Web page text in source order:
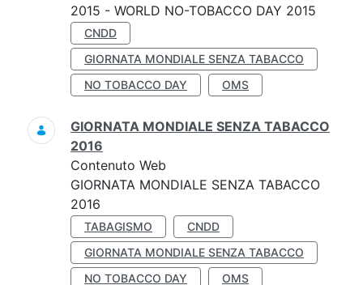
2015 - WORLD NO-TOBACCO DAY 2015
CNDD
GIORNATA MONDIALE SENZA TABACCO
NO TOBACCO DAY
OMS
GIORNATA MONDIALE SENZA TABACCO
2016
Contenuto Web
GIORNATA MONDIALE SENZA TABACCO
2016
TABAGISMO
CNDD
GIORNATA MONDIALE SENZA TABACCO
NO TOBACCO DAY
OMS